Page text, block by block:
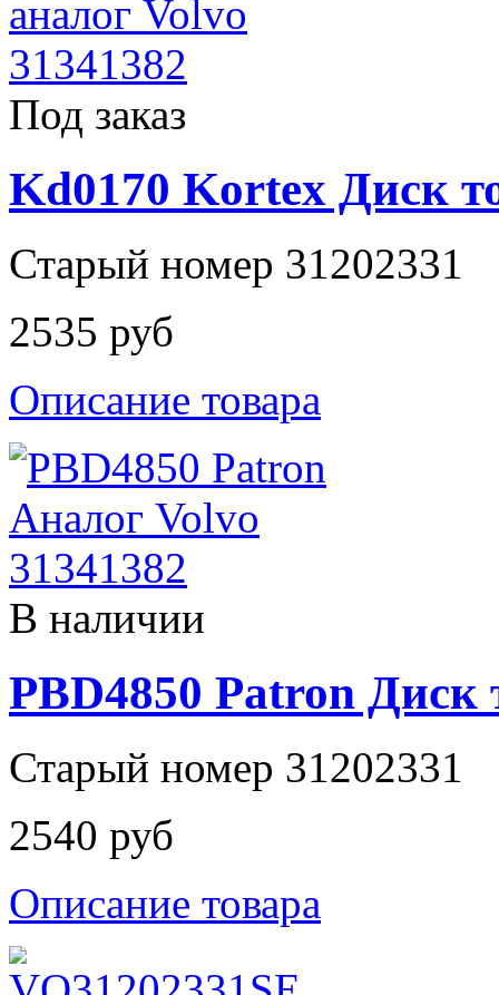
Под заказ
Kd0170 Kortex Диск
Старый номер 31202331
2535 руб
Описание товара
В наличии
PBD4850 Patron Диск
Старый номер 31202331
2540 руб
Описание товара